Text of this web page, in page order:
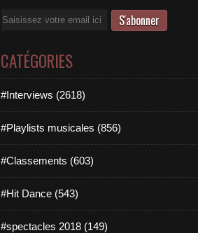
Email
CATÉGORIES
#Interviews (2618)
#Playlists musicales (856)
#Classements (603)
#Hit Dance (543)
#spectacles 2018 (149)